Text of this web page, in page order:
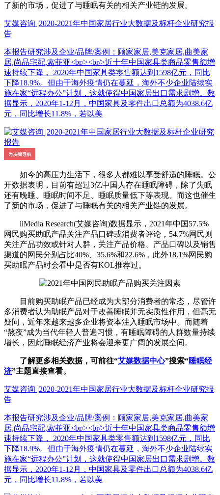
了新的市场，促进了与睡眠有关的相关产业链的发展。
艾媒咨询 |2020-2021年中国家居行业大数据及标杆企业研究报
告
本报告研究涉及企业/品牌/案例：顾家家居,美克家居,曲美家
居,尚品宅配,索菲亚<br/><br/>近十年中国家具类商品零售额增
速持续下降， 2020年中国家具类零售额达到1598亿元，同比
下降18.9%。但由于海外疫情仍在蔓延，海外不少企业陆续实
施在家“远程办公”计划，这就使得中国家居出口需求剧增。数
据显示，2020年1-12月，中国家具及零件出口总额为4038.6亿
元，同比增长11.8%，若以美
如今的高压力生活下，很多人都难以享受舒适的睡眠。公
开数据表明，目前有超过3亿中国人存在睡眠障碍，除了失眠
还有晚睡、睡眠时间不足、睡眠质量低下等表现。而这也催生
了新的市场，促进了与睡眠有关的相关产业链的发展。
iiMedia Research(艾媒咨询)数据显示，2021年中国57.5%
网民购买助眠产品关注产品口碑或消费者评论，54.7%网民则
关注产品功效或针对人群，关注产品价格、产品口碑以及销售
渠道的网民分别占比40%、35.6%和22.6%，此外18.1%网民购
买助眠产品时会看中是否有KOL推荐过。
目前购买助眠产品已经成为大部分消费者的常态，尽管许
多消费者认为助眠产品对于改善睡眠并无实质性作用，但毫无
疑问，近年来越来越多企业将资本注入睡眠市场中。而随着
“熬夜”成为当代年轻人普遍习惯，有睡眠障碍的人群数量持续
增长，因此睡眠经济产业将会迎来更广阔的发展空间。
了解更多相关数据，可前往“艾媒数据中心”搜索“睡眠经
济”主题直接查看。
艾媒咨询 |2020-2021年中国家居行业大数据及标杆企业研究报
告
本报告研究涉及企业/品牌/案例：顾家家居,美克家居,曲美家
居,尚品宅配,索菲亚<br/><br/>近十年中国家具类商品零售额增
速持续下降， 2020年中国家具类零售额达到1598亿元，同比
下降18.9%。但由于海外疫情仍在蔓延，海外不少企业陆续实
施在家“远程办公”计划，这就使得中国家居出口需求剧增。数
据显示，2020年1-12月，中国家具及零件出口总额为4038.6亿
元，同比增长11.8%，若以美